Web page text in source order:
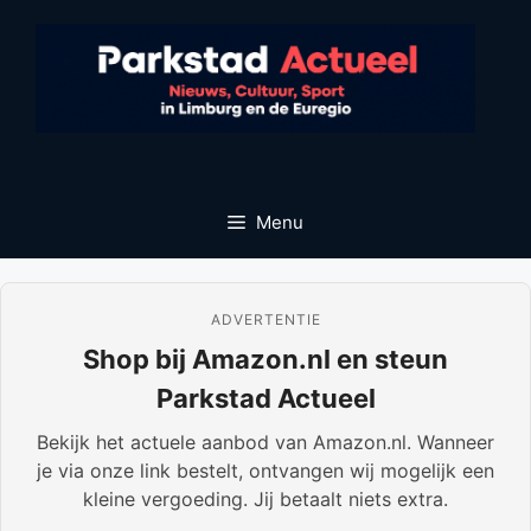
Menu
ADVERTENTIE
Shop bij Amazon.nl en steun
Parkstad Actueel
Bekijk het actuele aanbod van Amazon.nl. Wanneer
je via onze link bestelt, ontvangen wij mogelijk een
kleine vergoeding. Jij betaalt niets extra.